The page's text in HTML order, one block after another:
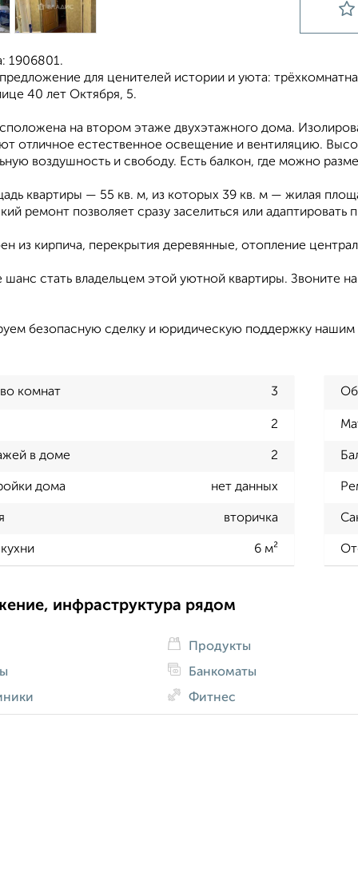
1906801.
для ценителей истории и уюта:
40 лет Октября, 5.
на втором этаже двухэтажного дома.
отличное естественное освещение и вентиляцию.
воздушность и свободу. Есть балкон, где можно
квартиры — 55 кв. м, из которых 39 кв. м — жилая
ремонт позволяет сразу заселиться или адаптировать
из кирпича, перекрытия деревянные, отопление
шанс стать владельцем этой уютной квартиры. Звоните
безопасную сделку и юридическую поддержку
комнат 3
2
в доме 2
дома нет данных
вторичка
6 м²
инфраструктура рядом
Продукты
Банкоматы
Фитнес